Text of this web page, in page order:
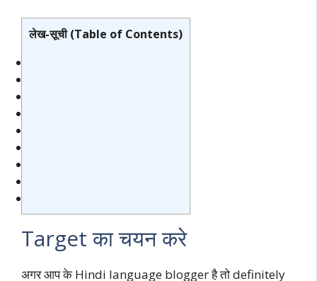
लेख-सूची (Table of Contents)
Target का चयन करे
अगर आप के Hindi language blogger है तो definitely